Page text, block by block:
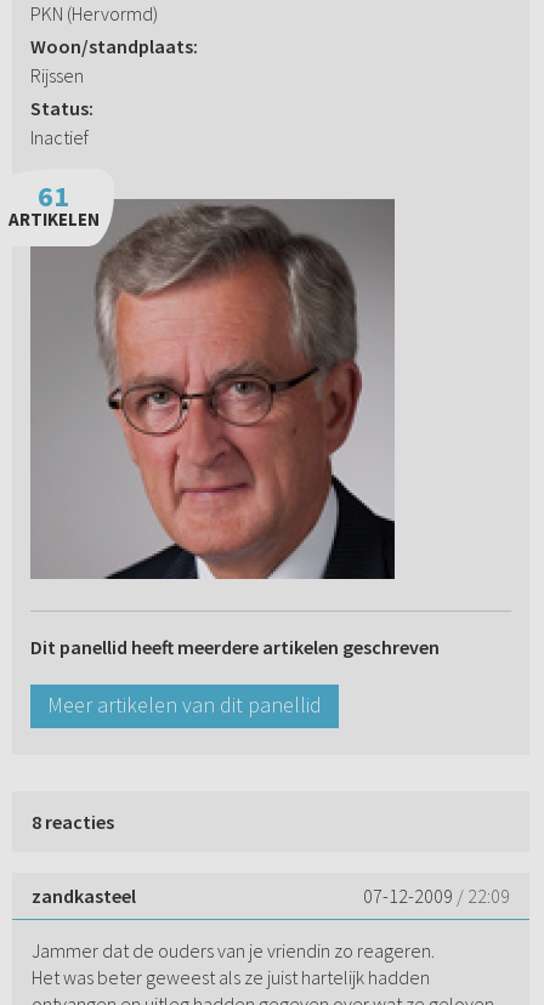
PKN (Hervormd)
Woon/standplaats:
Rijssen
Status:
Inactief
61
ARTIKELEN
Dit panellid heeft meerdere artikelen geschreven
Meer artikelen van dit panellid
8 reacties
zandkasteel 07-12-2009 / 22:09
Jammer dat de ouders van je vriendin zo reageren.
Het was beter geweest als ze juist hartelijk hadden